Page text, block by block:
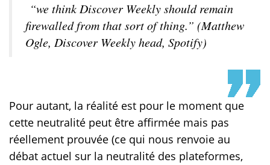
“we thinkDiscover Weeklyshould remain
firewalled from that sort of thing.” (Matthew
Ogle, Discover Weekly head, Spotify)
Pour autant, la réalité est pour le moment que
cette neutralité peut être affirmée mais pas
réellement prouvée (ce qui nous renvoie au
débat actuel sur la neutralité des plateformes,